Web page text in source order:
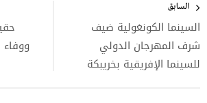
المقالات
السابق
السينما الكونغولية ضيف
شرف المهرجان الدولي
للسينما الإفريقية بخريبكة
ووفاء